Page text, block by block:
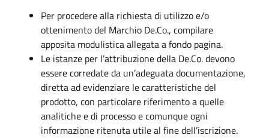
Per procedere alla richiesta di utilizzo e/o
ottenimento del Marchio De.Co., compilare
apposita modulistica allegata a fondo pagina.
Le istanze per l’attribuzione della De.Co. devono
essere corredate da un’adeguata documentazione,
diretta ad evidenziare le caratteristiche del
prodotto, con particolare riferimento a quelle
analitiche e di processo e comunque ogni
informazione ritenuta utile al fine dell’iscrizione.